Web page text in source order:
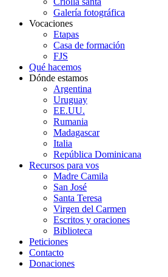
Galería fotográfica
Vocaciones
Etapas
Casa de formación
FJS
Qué hacemos
Dónde estamos
Argentina
Uruguay
EE.UU.
Rumania
Madagascar
Italia
República Dominicana
Recursos para vos
Madre Camila
San José
Santa Teresa
Virgen del Carmen
Escritos y oraciones
Biblioteca
Peticiones
Contacto
Donaciones